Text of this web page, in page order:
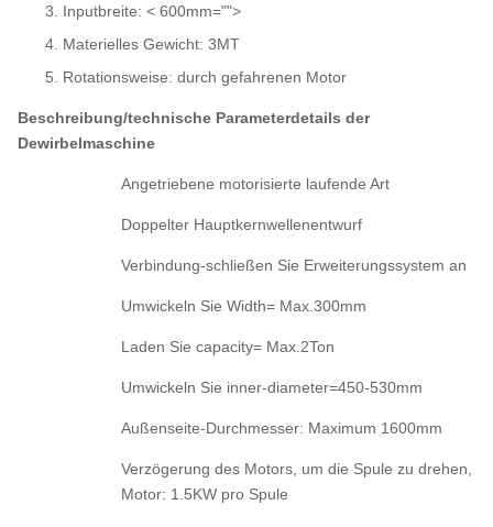
Inputbreite: < 600mm="">
Materielles Gewicht: 3MT
Rotationsweise: durch gefahrenen Motor
Beschreibung/technische Parameterdetails der
Dewirbelmaschine
Angetriebene motorisierte laufende Art
Doppelter Hauptkernwellenentwurf
Verbindung-schließen Sie Erweiterungssystem an
Umwickeln Sie Width= Max.300mm
Laden Sie capacity= Max.2Ton
Umwickeln Sie inner-diameter=450-530mm
Außenseite-Durchmesser: Maximum 1600mm
Verzögerung des Motors, um die Spule zu drehen,
Motor: 1.5KW pro Spule